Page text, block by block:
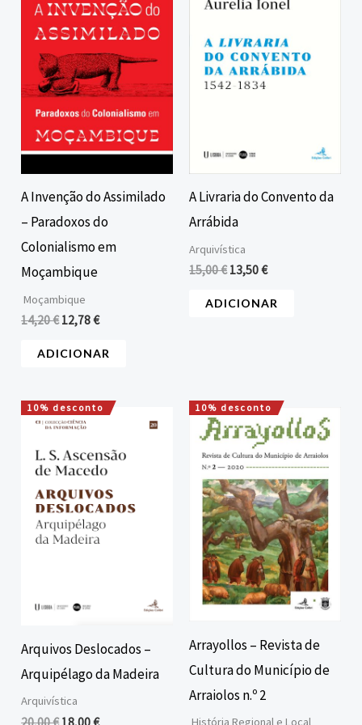
A Invenção do Assimilado
– Paradoxos do
Colonialismo em
Moçambique
Moçambique
14,20€
era:
14,20 €.
12,78€
é:
12,78 €.
ADICIONAR
A Livraria do Convento da
Arrábida
Arquivística
15,00€
era:
13,50€
é:
ADICIONAR
10% desconto
Arquivos Deslocados –
Arquipélago da Madeira
Arquivística
20,00€
O
preço
era:
20,00 €.
18,00€
O
é:
18,00 €.
10% desconto
Arrayollos – Revista de
Cultura do Município de
Arraiolos n.º 2
História Regional e Local
O
preço
original
era:
15,00 €.
O
preço
atual
é:
13,50 €.